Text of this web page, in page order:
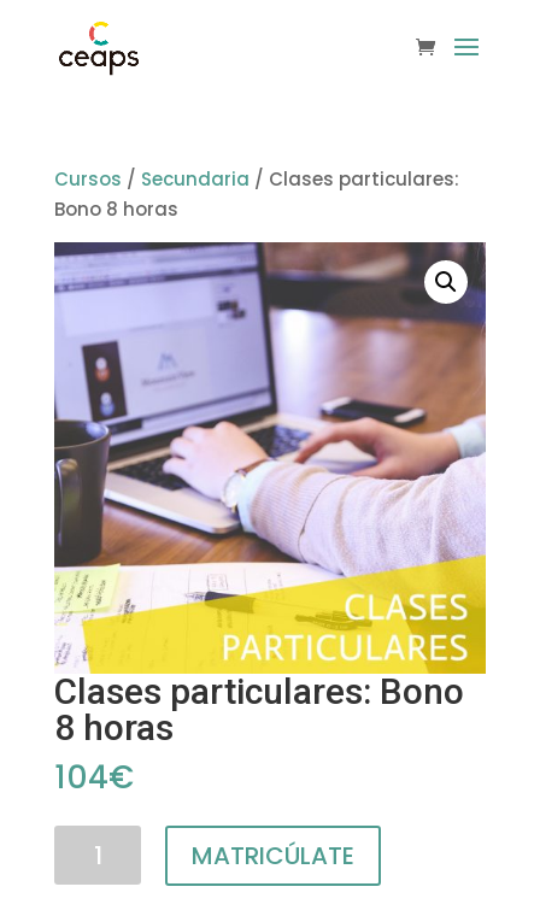
Cursos / Secundaria / Clases particulares:
Bono 8 horas
Clases particulares: Bono
8 horas
104€
Clases
particulares:
MATRICÚLATE